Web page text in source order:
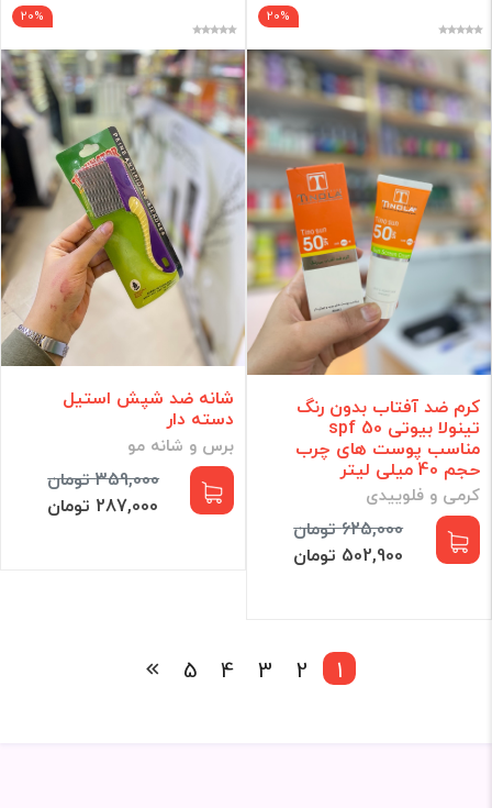
20%
کرم ضد آفتاب بدون رنگ
تینولا بیوتی spf 50
مناسب پوست های چرب
حجم 40 میلی لیتر
کرمی و فلوییدی
625,000 تومان
502,900 تومان
20%
شانه ضد شپش استیل
دسته دار
برس و شانه مو
359,000 تومان
287,000 تومان
1
2
3
4
5